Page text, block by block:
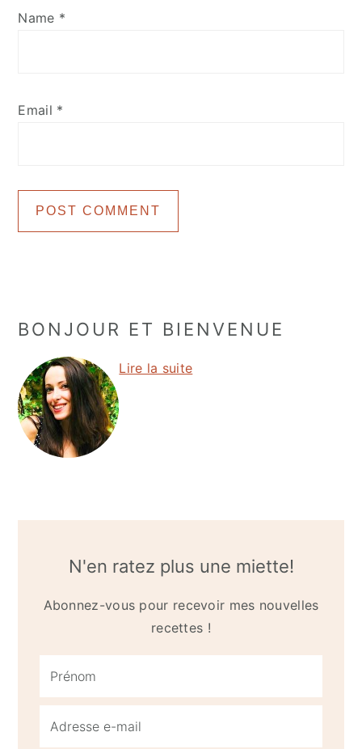
Name *
Email *
Primary
Sidebar
BONJOUR ET BIENVENUE
Lire la suite
N'en ratez plus une miette!
Abonnez-vous pour recevoir mes nouvelles
recettes !